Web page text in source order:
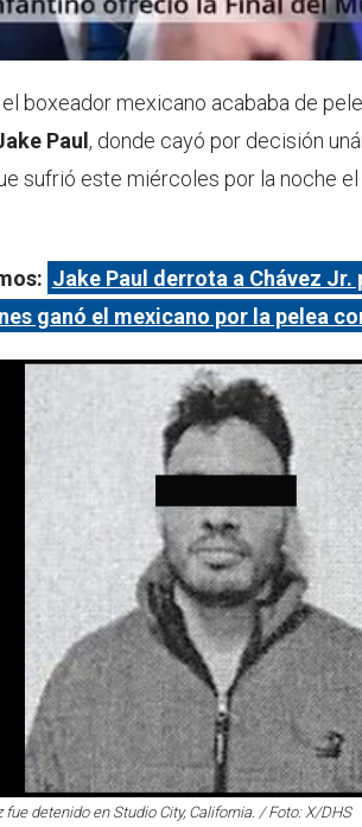
boxeador mexicano acababa de
Paul, donde cayó por decisión
sufrió este miércoles por la noche
Jake Paul derrota a Chávez
ganó el mexicano por la pelea
fue detenido en Studio City, California. / Foto: X/DHS